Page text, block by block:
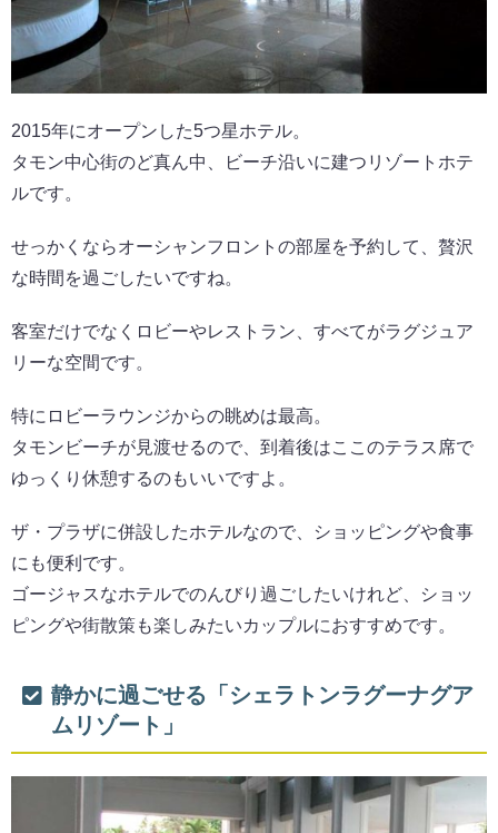
2015年にオープンした5つ星ホテル。
タモン中心街のど真ん中、ビーチ沿いに建つリゾートホテ
ルです。
せっかくならオーシャンフロントの部屋を予約して、贅沢
な時間を過ごしたいですね。
客室だけでなくロビーやレストラン、すべてがラグジュア
リーな空間です。
特にロビーラウンジからの眺めは最高。
タモンビーチが見渡せるので、到着後はここのテラス席で
ゆっくり休憩するのもいいですよ。
ザ・プラザに併設したホテルなので、ショッピングや食事
にも便利です。
ゴージャスなホテルでのんびり過ごしたいけれど、ショッ
ピングや街散策も楽しみたいカップルにおすすめです。
静かに過ごせる「シェラトンラグーナグア
ムリゾート」